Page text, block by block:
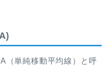
（単純移動平均線）と呼